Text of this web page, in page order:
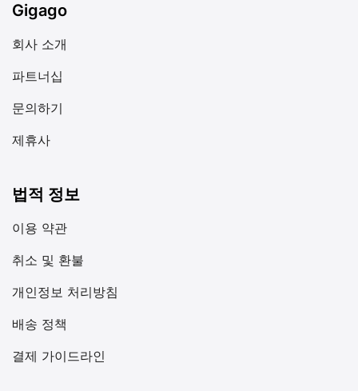
Gigago
회사 소개
파트너십
문의하기
제휴사
법적 정보
이용 약관
취소 및 환불
개인정보 처리방침
배송 정책
결제 가이드라인